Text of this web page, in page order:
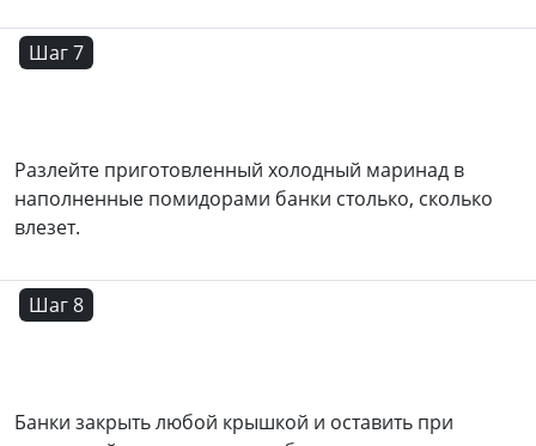
Шаг 7
Разлейте приготовленный холодный маринад в
наполненные помидорами банки столько, сколько
влезет.
Шаг 8
Банки закрыть любой крышкой и оставить при